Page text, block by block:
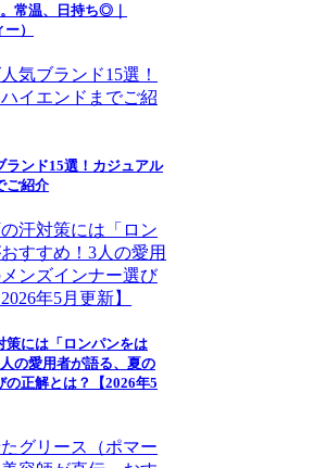
常温、日持ち◎｜
）
ランド15選！カジュアル
ご紹介
策には「ロンパンをは
の愛用者が語る、夏の
の正解とは？【2026年5